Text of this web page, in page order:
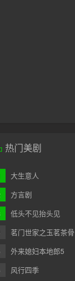
热门美剧
大生意人
方言剧
低头不见抬头见
茗门世家之玉茗茶骨
外来媳妇本地郎5
风行四季